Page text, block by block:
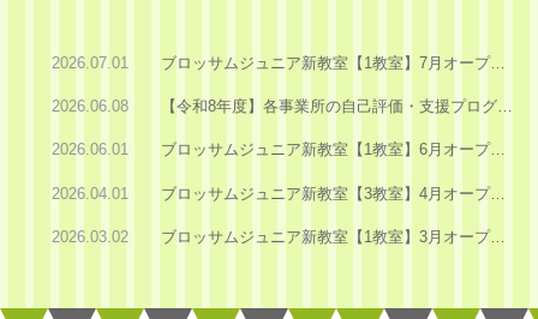
2026.07.01 ブロッサムジュニア新教室【1教室】7月オープン！
2026.06.08 【令和8年度】各事業所の自己評価・支援プログラムの公表について
2026.06.01 ブロッサムジュニア新教室【1教室】6月オープン！
2026.04.01 ブロッサムジュニア新教室【3教室】4月オープン！
2026.03.02 ブロッサムジュニア新教室【1教室】3月オープン！